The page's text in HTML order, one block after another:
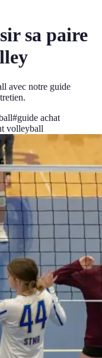
sa paire
avec notre guide
#guide achat
volleyball